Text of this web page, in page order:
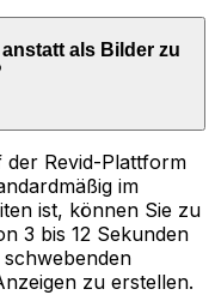
als Bilder zu
der Revid-Plattform
im
ist, können Sie zu
3 bis 12 Sekunden
zu erstellen.